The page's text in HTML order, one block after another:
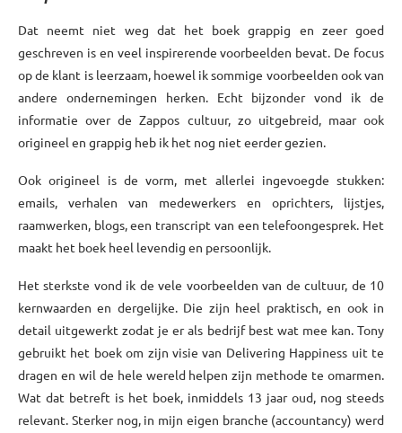
Dat neemt niet weg dat het boek grappig en zeer goed
geschreven is en veel inspirerende voorbeelden bevat. De focus
op de klant is leerzaam, hoewel ik sommige voorbeelden ook van
andere ondernemingen herken. Echt bijzonder vond ik de
informatie over de Zappos cultuur, zo uitgebreid, maar ook
origineel en grappig heb ik het nog niet eerder gezien.
Ook origineel is de vorm, met allerlei ingevoegde stukken:
emails, verhalen van medewerkers en oprichters, lijstjes,
raamwerken, blogs, een transcript van een telefoongesprek. Het
maakt het boek heel levendig en persoonlijk.
Het sterkste vond ik de vele voorbeelden van de cultuur, de 10
kernwaarden en dergelijke. Die zijn heel praktisch, en ook in
detail uitgewerkt zodat je er als bedrijf best wat mee kan. Tony
gebruikt het boek om zijn visie van Delivering Happiness uit te
dragen en wil de hele wereld helpen zijn methode te omarmen.
Wat dat betreft is het boek, inmiddels 13 jaar oud, nog steeds
relevant. Sterker nog, in mijn eigen branche (accountancy) werd